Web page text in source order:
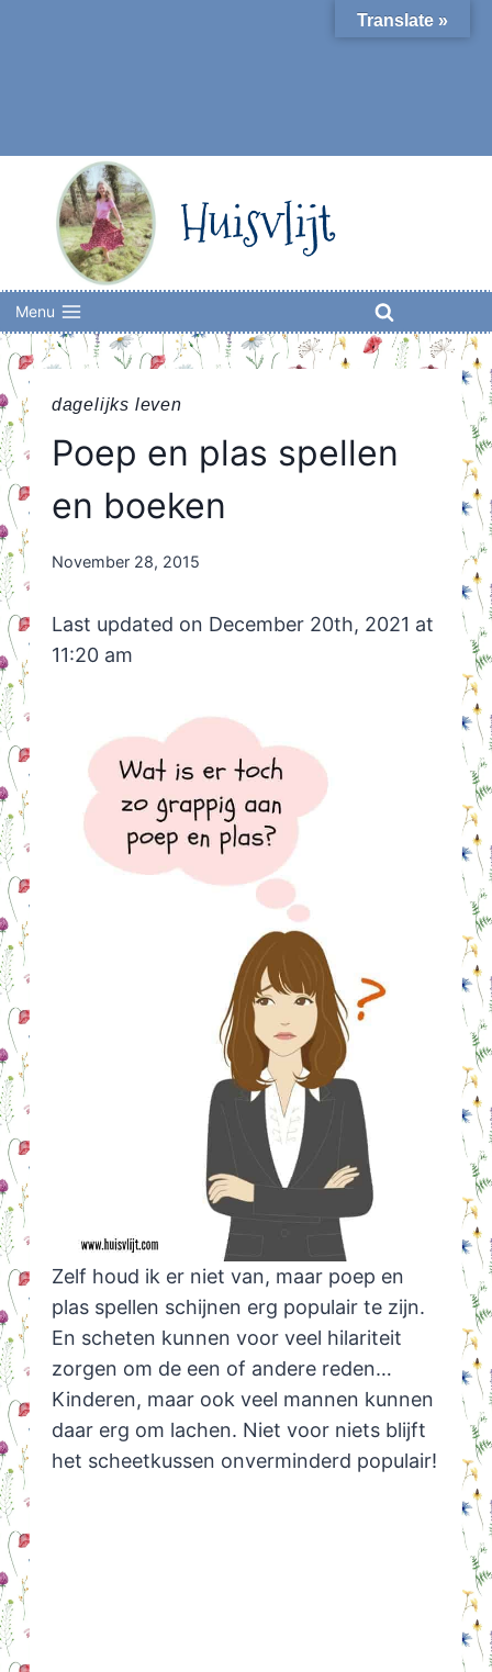
Huisvlijt
Menu
dagelijks leven
Poep en plas spellen
en boeken
By
November 28, 2015
Last updated on December 20th, 2021 at
11:20 am
Zelf houd ik er niet van, maar poep en
plas spellen schijnen erg populair te zijn.
En scheten kunnen voor veel hilariteit
zorgen om de een of andere reden…
Kinderen, maar ook veel mannen kunnen
daar erg om lachen. Niet voor niets blijft
het scheetkussen onverminderd populair!
Translate »